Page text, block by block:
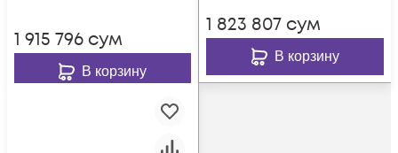
1 915 796 сум
В корзину
1 823 807 сум
В корзину